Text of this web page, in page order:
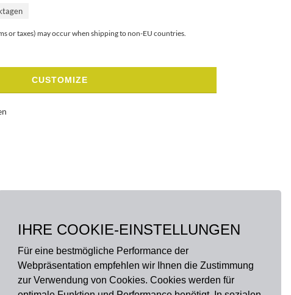
IHRE COOKIE-EINSTELLUNGEN
Für eine bestmögliche Performance der
Webpräsentation empfehlen wir Ihnen die Zustimmung
zur Verwendung von Cookies. Cookies werden für
or taxes) may occur when shipping to non-EU countries.
CUSTOMIZE